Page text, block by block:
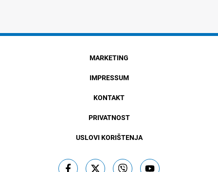
MARKETING
IMPRESSUM
KONTAKT
PRIVATNOST
USLOVI KORIŠTENJA